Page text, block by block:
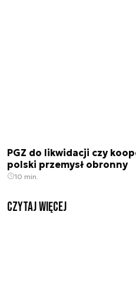
PGZ do likwidacji czy
polski przemysł obronny
10 min.
czytaj więcej